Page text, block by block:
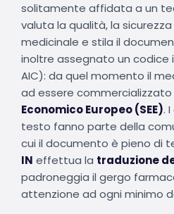
solitamente affidata a un
valuta la qualità, la
medicinale e stila il
inoltre assegnato un
AIC): da quel momento il
ad essere commercializzato
Economico Europeo (SEE).
testo fanno parte della
cui il documento è pieno di
IN effettua la traduzione
padroneggia il gergo
attenzione ad ogni minimo